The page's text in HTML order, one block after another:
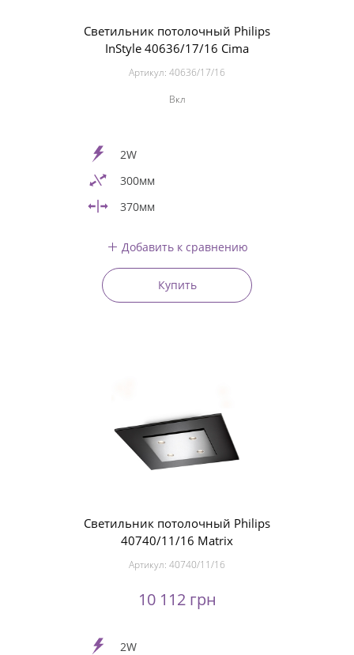
Светильник потолочный Philips
InStyle 40636/17/16 Cima
Артикул: 40636/17/16
Вкл
2W
300мм
370мм
Добавить к сравнению
Купить
Светильник потолочный Philips
40740/11/16 Matrix
Артикул: 40740/11/16
10 112 грн
2W